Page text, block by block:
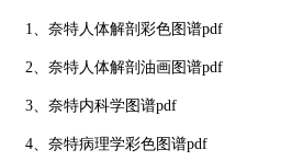
1、奈特人体解剖彩色图谱pdf
2、奈特人体解剖油画图谱pdf
3、奈特内科学图谱pdf
4、奈特病理学彩色图谱pdf